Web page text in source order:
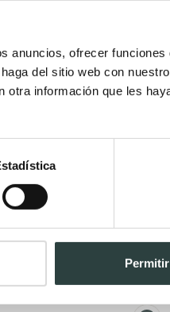
anuncios, ofrecer funciones
del sitio web con
información que les
de baño Manillons
cm, de atornillar tipo anilla
30,25€